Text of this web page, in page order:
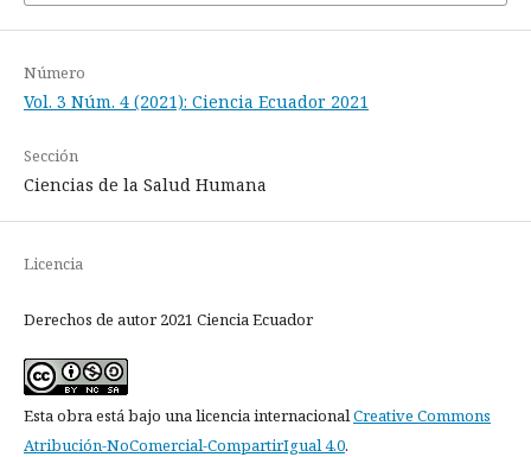
Número
Vol. 3 Núm. 4 (2021): Ciencia Ecuador 2021
Sección
Ciencias de la Salud Humana
Licencia
Derechos de autor 2021 Ciencia Ecuador
Esta obra está bajo una licencia internacionalCreative Commons
Atribución-NoComercial-CompartirIgual 4.0.